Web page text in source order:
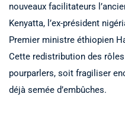
nouveaux facilitateurs
Kenyatta, l’ex-président
Premier ministre éthiopien
Cette redistribution des
pourparlers, soit fragiliser
déjà semée d’embûches.